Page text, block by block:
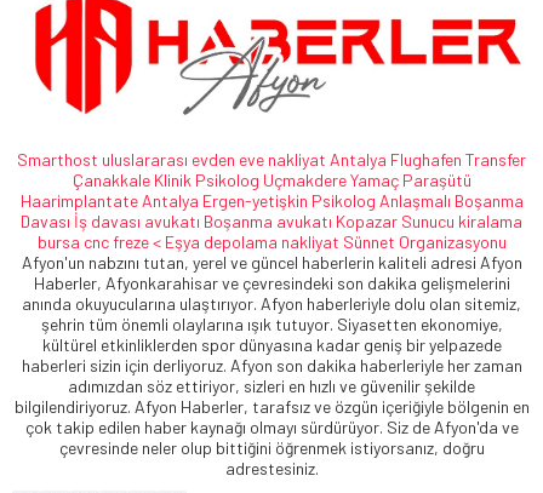
Smarthost uluslararası evden eve nakliyat Antalya Flughafen Transfer
Çanakkale Klinik Psikolog Uçmakdere Yamaç Paraşütü
Haarimplantate Antalya Ergen-yetişkin Psikolog Anlaşmalı Boşanma
Davası İş davası avukatı Boşanma avukatı Kopazar Sunucu kiralama
bursa cnc freze < Eşya depolama nakliyat Sünnet Organizasyonu
Afyon'un nabzını tutan, yerel ve güncel haberlerin kaliteli adresi Afyon
Haberler, Afyonkarahisar ve çevresindeki son dakika gelişmelerini
anında okuyucularına ulaştırıyor. Afyon haberleriyle dolu olan sitemiz,
şehrin tüm önemli olaylarına ışık tutuyor. Siyasetten ekonomiye,
kültürel etkinliklerden spor dünyasına kadar geniş bir yelpazede
haberleri sizin için derliyoruz. Afyon son dakika haberleriyle her zaman
adımızdan söz ettiriyor, sizleri en hızlı ve güvenilir şekilde
bilgilendiriyoruz. Afyon Haberler, tarafsız ve özgün içeriğiyle bölgenin en
çok takip edilen haber kaynağı olmayı sürdürüyor. Siz de Afyon'da ve
çevresinde neler olup bittiğini öğrenmek istiyorsanız, doğru
adrestesiniz.